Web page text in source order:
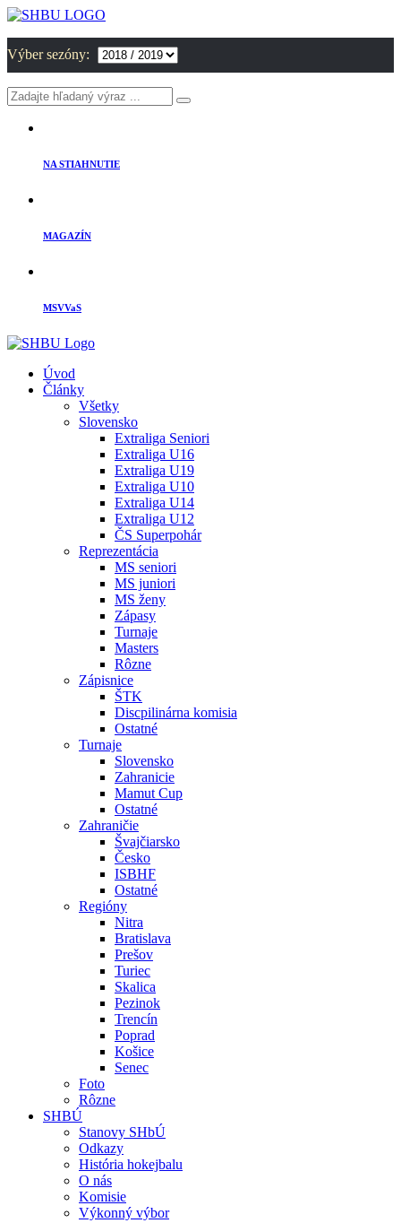
Výber sezóny:
NA STIAHNUTIE
MAGAZÍN
MSVVaS
Úvod
Články
Všetky
Slovensko
Extraliga Seniori
Extraliga U16
Extraliga U19
Extraliga U10
Extraliga U14
Extraliga U12
ČS Superpohár
Reprezentácia
MS seniori
MS juniori
MS ženy
Zápasy
Turnaje
Masters
Rôzne
Zápisnice
ŠTK
Discpilinárna komisia
Ostatné
Turnaje
Slovensko
Zahranicie
Mamut Cup
Ostatné
Zahraničie
Švajčiarsko
Česko
ISBHF
Ostatné
Regióny
Nitra
Bratislava
Prešov
Turiec
Skalica
Pezinok
Trencín
Poprad
Košice
Senec
Foto
Rôzne
SHBÚ
Stanovy SHbÚ
Odkazy
História hokejbalu
O nás
Komisie
Výkonný výbor